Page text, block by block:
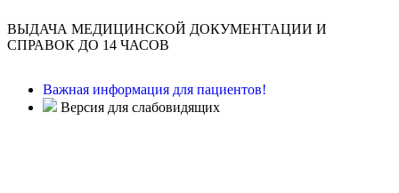
ВЫДАЧА МЕДИЦИНСКОЙ ДОКУМЕНТАЦИИ И
СПРАВОК ДО 14 ЧАСОВ
Важная информация для пациентов!
Версия для слабовидящих